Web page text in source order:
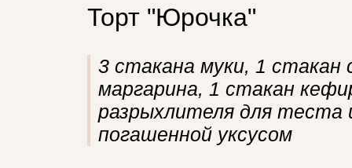
Торт "Юрочка"
3 стакана муки, 1 стакан
маргарина, 1 стакан
разрыхлителя для теста
погашенной уксусом